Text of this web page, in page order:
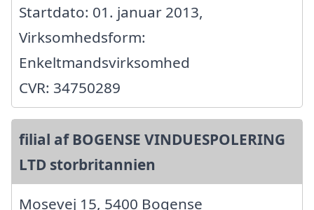
Startdato: 01. januar 2013,
Virksomhedsform:
Enkeltmandsvirksomhed
CVR: 34750289
filial af BOGENSE VINDUESPOLERING
LTD storbritannien
Mosevej 15, 5400 Bogense